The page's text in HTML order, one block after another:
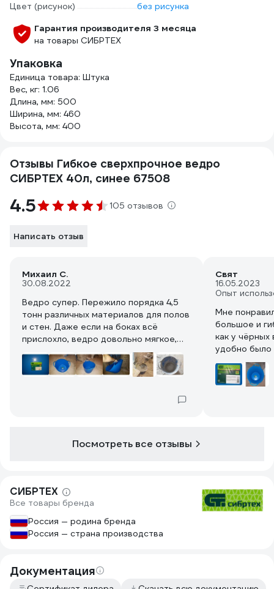
Цвет (рисунок)
без рисунка
Гарантия производителя 3 месяца
на товары СИБРТЕХ
Упаковка
Единица товара: Штука
Вес, кг: 1.06
Длина, мм: 500
Ширина, мм: 460
Высота, мм: 400
Отзывы Гибкое сверхпрочное ведро
СИБРТЕХ 40л, синее 67508
4.5 105 отзывов
Написать отзыв
Михаил С.
30.08.2022
Ведро супер. Пережило порядка 4,5
тонн различных материалов для полов
и стен. Даже если на боках всё
прислохло, ведро довольно мягкое,
можно помять снаружи и всё
основное отвалится.
Покупал в конце 2020г за 550р в ВИ.
Свят
16.05.2023
Опыт
Мне
большое и
как у
удобно было
шпаклёвку.
Посмотреть все отзывы
СИБРТЕХ
Все товары бренда
Россия — родина бренда
Россия — страна производства
Документация